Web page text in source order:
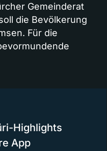
Gemeinderat
die Bevölkerung
Für die
Highlights
App